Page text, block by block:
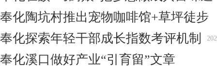
奉化陶坑村推出宠物咖啡馆+草坪徒步
奉化探索年轻干部成长指数考评机制
奉化溪口做好产业“引育留”文章